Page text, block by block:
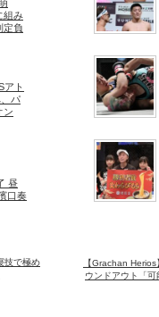
組み
定負
アト
パ
ン
昼
口奏
技で極め
【Grachan
ウンドアウト「可